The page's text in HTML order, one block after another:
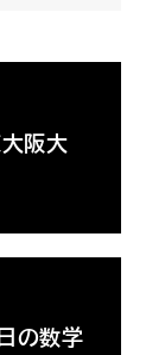
大阪大
の数学